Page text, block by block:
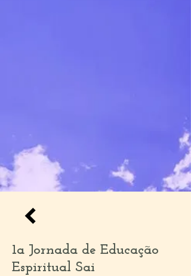
1a Jornada de Educação
Espiritual Sai